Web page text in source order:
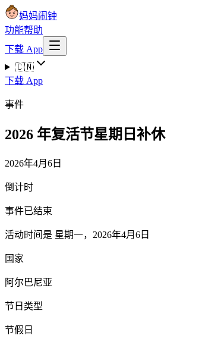
妈妈闹钟
功能帮助
下载 App
🇨🇳
下载 App
事件
2026 年复活节星期日补休
2026年4月6日
倒计时
事件已结束
活动时间是 星期一，2026年4月6日
国家
阿尔巴尼亚
节日类型
节假日